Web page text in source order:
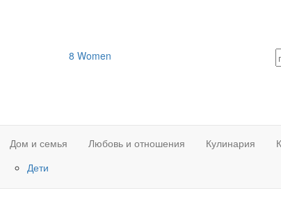
8 Women
Дом и семья
Дети
Любовь и отношения Кулинария